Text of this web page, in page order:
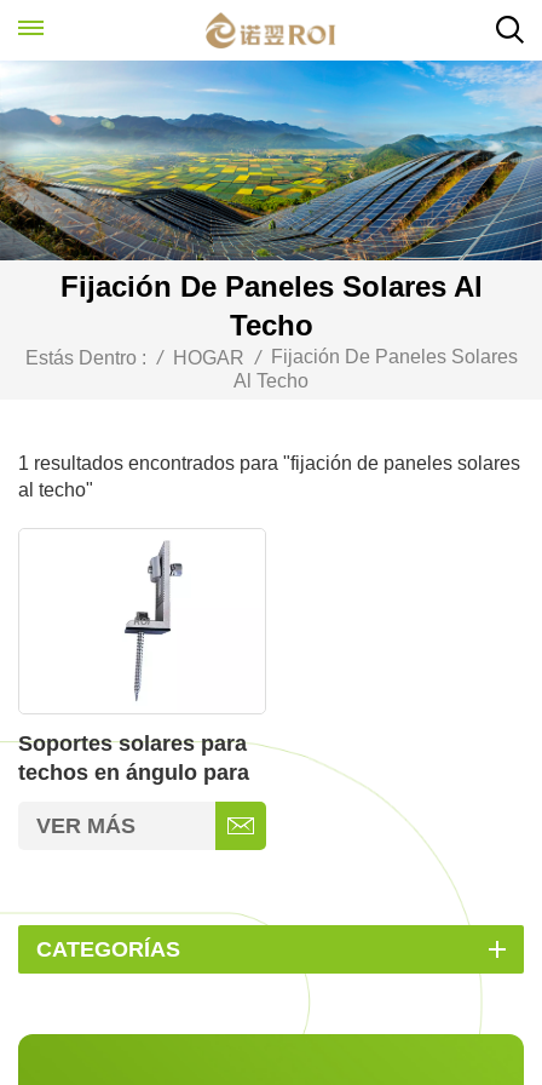
Fijación De Paneles Solares Al
Techo
Estás Dentro : / HOGAR /
Fijación De Paneles Solares
Al Techo
1 resultados encontrados para "fijación de paneles solares
al techo"
Soportes solares para
techos en ángulo para
VER MÁS
CATEGORÍAS